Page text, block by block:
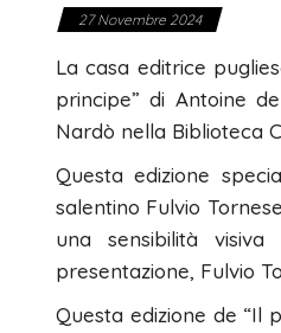
27 Novembre 2024
La casa editrice
principe” di Antoine
Nardò nella Biblioteca
Questa edizione
salentino Fulvio
una sensibilità
presentazione, Fulvio
Questa edizione de “Il